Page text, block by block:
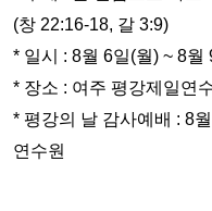
(창 22:16-18, 갈 3:9)
* 일시 : 8월 6일(월) ~ 8월
* 장소 : 여주 평강제일연
* 평강의 날 감사예배 : 8
연수원